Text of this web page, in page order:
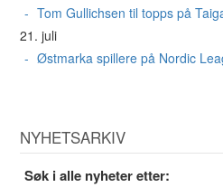
Tom Gullichsen til topps på
21. juli
Østmarka spillere på Nordic
NYHETSARKIV
Søk i alle nyheter etter: